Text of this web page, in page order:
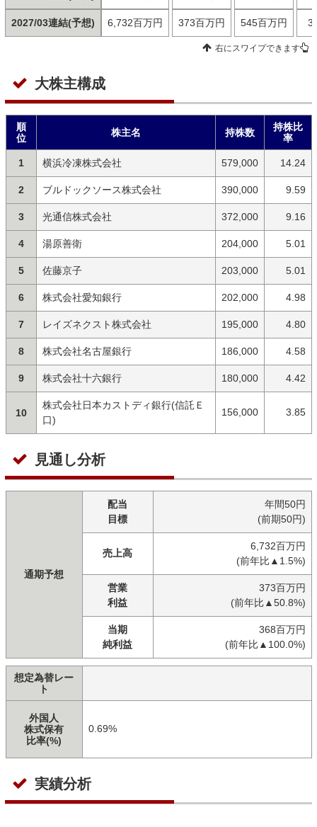
2027/03連結(予想) 6,732百万円 373百万円 545百万円
右にスワイプできます
大株主構成
順
位
株主名 持株数
持株比
率
1 横浜冷凍株式会社 579,000 14.24
2 ブルドックソース株式会社 390,000 9.59
3 光通信株式会社 372,000 9.16
4 湯原善衛 204,000 5.01
5 佐藤京子 203,000 5.01
6 株式会社愛知銀行 202,000 4.98
7 レイズネクスト株式会社 195,000 4.80
8 株式会社名古屋銀行 186,000 4.58
9 株式会社十六銀行 180,000 4.42
10
株式会社日本カストディ銀行(信託Ｅ
口)
156,000 3.85
見通し分析
通期予想
配当
目標
年間50円
(前期50円)
売上高
6,732百万円
(前年比▲1.5%)
営業
利益
373百万円
(前年比▲50.8%)
当期
純利益
368百万円
(前年比▲100.0%)
想定為替レー
ト
外国人
株式保有
比率(%)
0.69%
実績分析